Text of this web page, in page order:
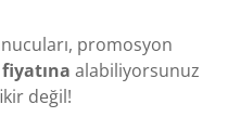
promosyon
fiyatına alabiliyorsunuz
değil!